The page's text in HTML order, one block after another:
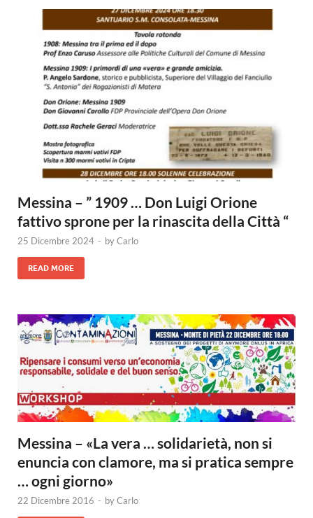
Messina – ” 1909 … Don Luigi Orione
fattivo sprone per la rinascita della Città “
25 Dicembre 2024 - byCarlo
READ MORE
Messina – «La vera … solidarietà, non si
enuncia con clamore, ma si pratica sempre
… ogni giorno»
22 Dicembre 2016 - byCarlo